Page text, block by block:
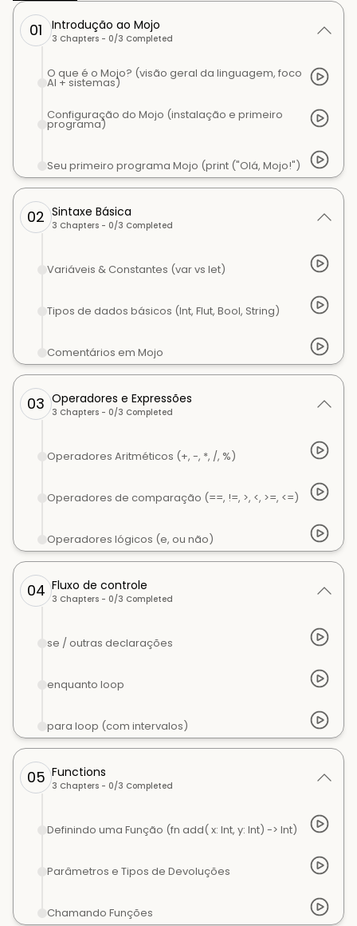
01 Introdução ao Mojo
3 Chapters - 0/3 Completed
O que é o Mojo? (visão geral da linguagem, foco
AI + sistemas)
Configuração do Mojo (instalação e primeiro
programa)
Seu primeiro programa Mojo (print ("Olá, Mojo!")
02 Sintaxe Básica
3 Chapters - 0/3 Completed
Variáveis & Constantes (var vs let)
Tipos de dados básicos (Int, Flut, Bool, String)
Comentários em Mojo
03 Operadores e Expressões
3 Chapters - 0/3 Completed
Operadores Aritméticos (+, -, *, /, %)
Operadores de comparação (==, !=, >, <, >=, <=)
Operadores lógicos (e, ou não)
04 Fluxo de controle
3 Chapters - 0/3 Completed
se / outras declarações
enquanto loop
para loop (com intervalos)
05 Functions
3 Chapters - 0/3 Completed
Definindo uma Função (fn add( x: Int, y: Int) -> Int)
Parâmetros e Tipos de Devoluções
Chamando Funções